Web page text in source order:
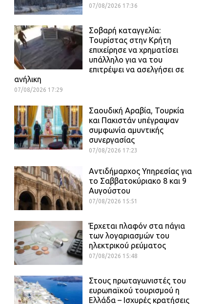
07/08/2026 17:36
Σοβαρή καταγγελία:
Τουρίστας στην Κρήτη
επιχείρησε να χρηματίσει
υπάλληλο για να του
επιτρέψει να ασελγήσει σε
ανήλικη
07/08/2026 17:29
Σαουδική Αραβία, Τουρκία
και Πακιστάν υπέγραψαν
συμφωνία αμυντικής
συνεργασίας
07/08/2026 17:23
Αντιδήμαρχος Υπηρεσίας για
το Σαββατοκύριακο 8 και 9
Αυγούστου
07/08/2026 15:51
Έρχεται πλαφόν στα πάγια
των λογαριασμών του
ηλεκτρικού ρεύματος
07/08/2026 15:48
Στους πρωταγωνιστές του
ευρωπαϊκού τουρισμού η
Ελλάδα – Ισχυρές κρατήσεις